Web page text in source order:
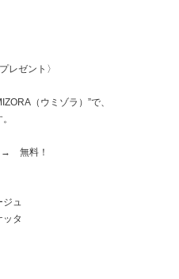
レゼント〉
（ウミゾラ）”で、
→ 無料！
ュ
タ